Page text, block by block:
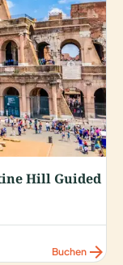
Hill Guided
Buchen arrow_forward